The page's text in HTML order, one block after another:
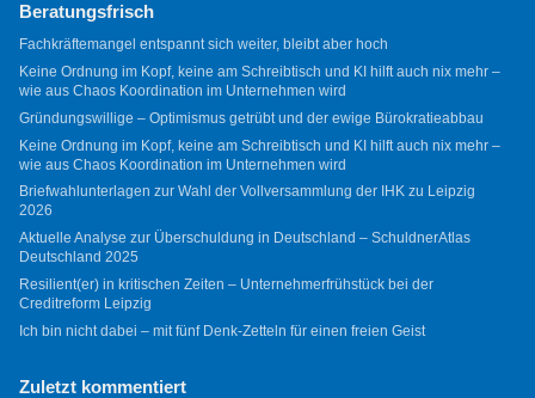
Beratungsfrisch
Fachkräftemangel entspannt sich weiter, bleibt aber hoch
Keine Ordnung im Kopf, keine am Schreibtisch und KI hilft auch nix mehr –
wie aus Chaos Koordination im Unternehmen wird
Gründungswillige – Optimismus getrübt und der ewige Bürokratieabbau
Keine Ordnung im Kopf, keine am Schreibtisch und KI hilft auch nix mehr –
wie aus Chaos Koordination im Unternehmen wird
Briefwahlunterlagen zur Wahl der Vollversammlung der IHK zu Leipzig
2026
Aktuelle Analyse zur Überschuldung in Deutschland – SchuldnerAtlas
Deutschland 2025
Resilient(er) in kritischen Zeiten – Unternehmerfrühstück bei der
Creditreform Leipzig
Ich bin nicht dabei – mit fünf Denk-Zetteln für einen freien Geist
Zuletzt kommentiert